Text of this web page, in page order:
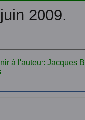
juin 2009.